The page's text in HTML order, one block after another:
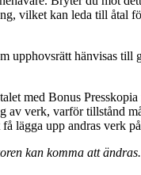
vilket kan leda till åtal
upphovsrätt hänvisas till
med Bonus
av verk, varför tillstånd
lägga upp andras verk
kan komma att ändras.